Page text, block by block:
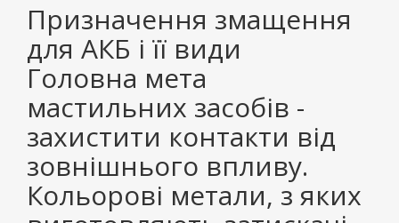
Призначення змащення
для АКБ і її види
Головна мета
мастильних засобів -
захистити контакти від
зовнішнього впливу.
Кольорові метали, з яких